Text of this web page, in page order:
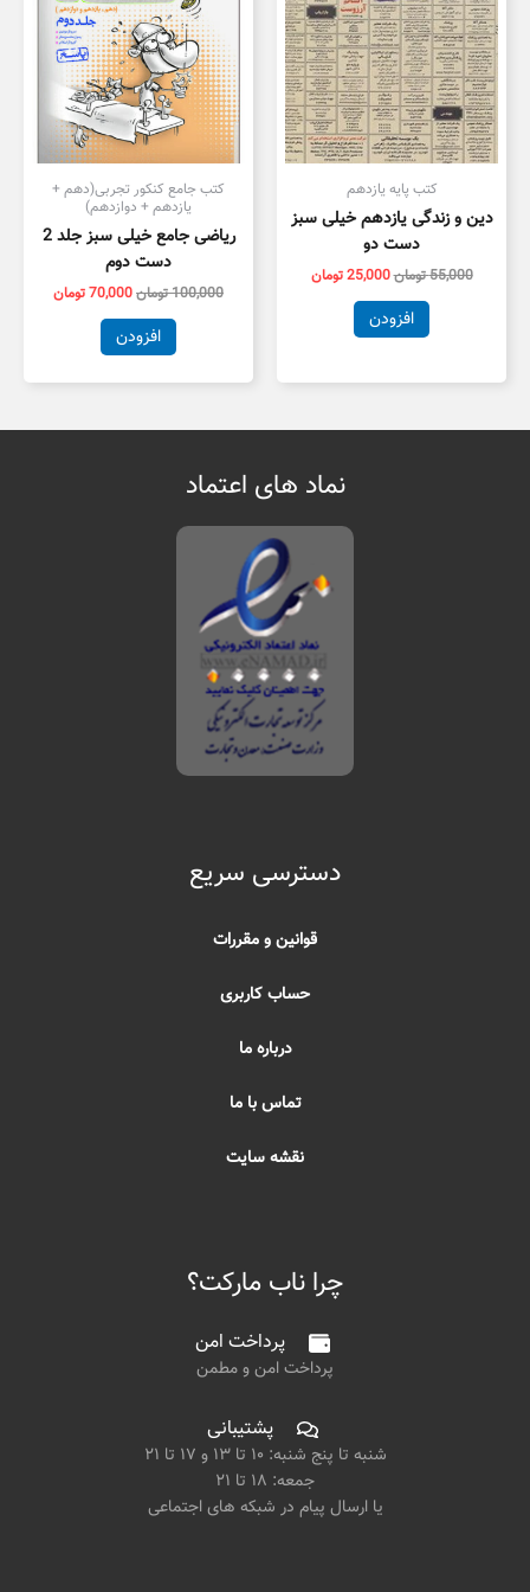
کتب پایه یازدهم
دین و زندگی یازدهم خیلی سبز
دست دو
55,000تومان25,000تومان
افزودن
کتب جامع کنکور تجربی(دهم +
یازدهم + دوازدهم)
ریاضی جامع خیلی سبز جلد 2
دست دوم
100,000تومان70,000تومان
افزودن
نماد های اعتماد
دسترسی سریع
قوانین و مقررات
حساب کاربری
درباره ما
تماس با ما
نقشه سایت
چرا ناب مارکت؟
پرداخت امن
پرداخت امن و مطمن
پشتیبانی
شنبه تا پنج شنبه: ۱۰ تا ۱۳ و ۱۷ تا ۲۱
جمعه: ۱۸ تا ۲۱
یا ارسال پیام در شبکه های اجتماعی